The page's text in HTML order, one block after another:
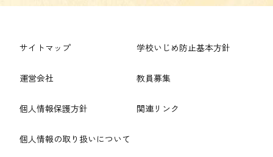
サイトマップ
運営会社
個人情報保護方針
個人情報の取り扱いについて
学校いじめ防止基本方針
教員募集
関連リンク